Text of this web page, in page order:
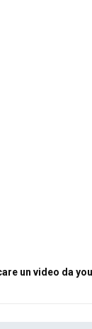
un video da